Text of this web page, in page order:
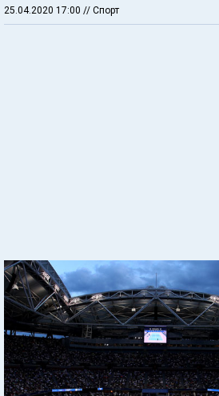
25.04.2020 17:00 // Спорт